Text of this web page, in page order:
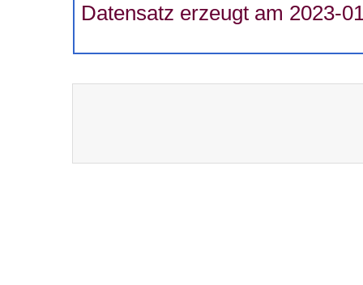
Datensatz erzeugt am 2023-